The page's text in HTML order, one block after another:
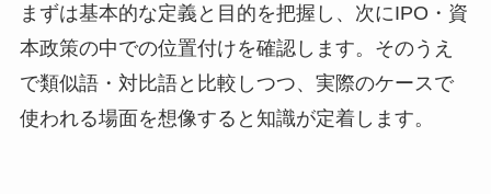
まずは基本的な定義と目的を把握し、次にIPO・資
本政策の中での位置付けを確認します。そのうえ
で類似語・対比語と比較しつつ、実際のケースで
使われる場面を想像すると知識が定着します。